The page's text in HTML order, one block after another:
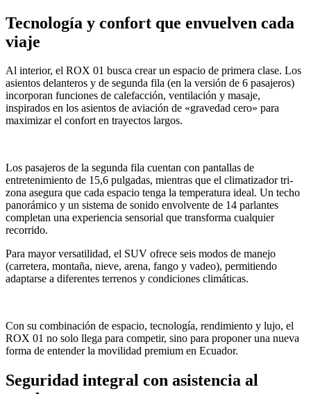
Tecnología y confort que envuelven cada
viaje
Al interior, el ROX 01 busca crear un espacio de primera clase. Los
asientos delanteros y de segunda fila (en la versión de 6 pasajeros)
incorporan funciones de calefacción, ventilación y masaje,
inspirados en los asientos de aviación de «gravedad cero» para
maximizar el confort en trayectos largos.
Los pasajeros de la segunda fila cuentan con pantallas de
entretenimiento de 15,6 pulgadas, mientras que el climatizador tri-
zona asegura que cada espacio tenga la temperatura ideal. Un techo
panorámico y un sistema de sonido envolvente de 14 parlantes
completan una experiencia sensorial que transforma cualquier
recorrido.
Para mayor versatilidad, el SUV ofrece seis modos de manejo
(carretera, montaña, nieve, arena, fango y vadeo), permitiendo
adaptarse a diferentes terrenos y condiciones climáticas.
Con su combinación de espacio, tecnología, rendimiento y lujo, el
ROX 01 no solo llega para competir, sino para proponer una nueva
forma de entender la movilidad premium en Ecuador.
Seguridad integral con asistencia al